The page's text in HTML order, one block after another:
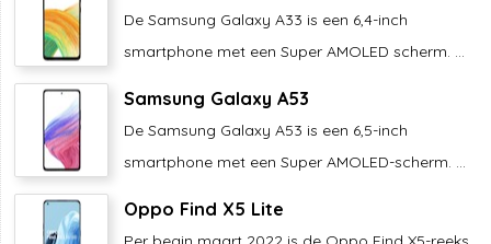
De Samsung Galaxy A33 is een 6,4-inch
smartphone met een Super AMOLED scherm. ...
Samsung Galaxy A53
De Samsung Galaxy A53 is een 6,5-inch
smartphone met een Super AMOLED-scherm. ...
Oppo Find X5 Lite